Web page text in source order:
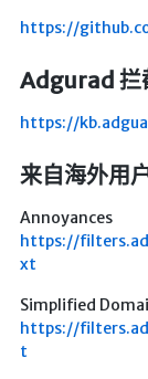
https://
Adgurad 拦
https://
来自海外用
Annoyances
https://
xt
Simplified
https://
t
过
夜景
海洋
背
电
夜